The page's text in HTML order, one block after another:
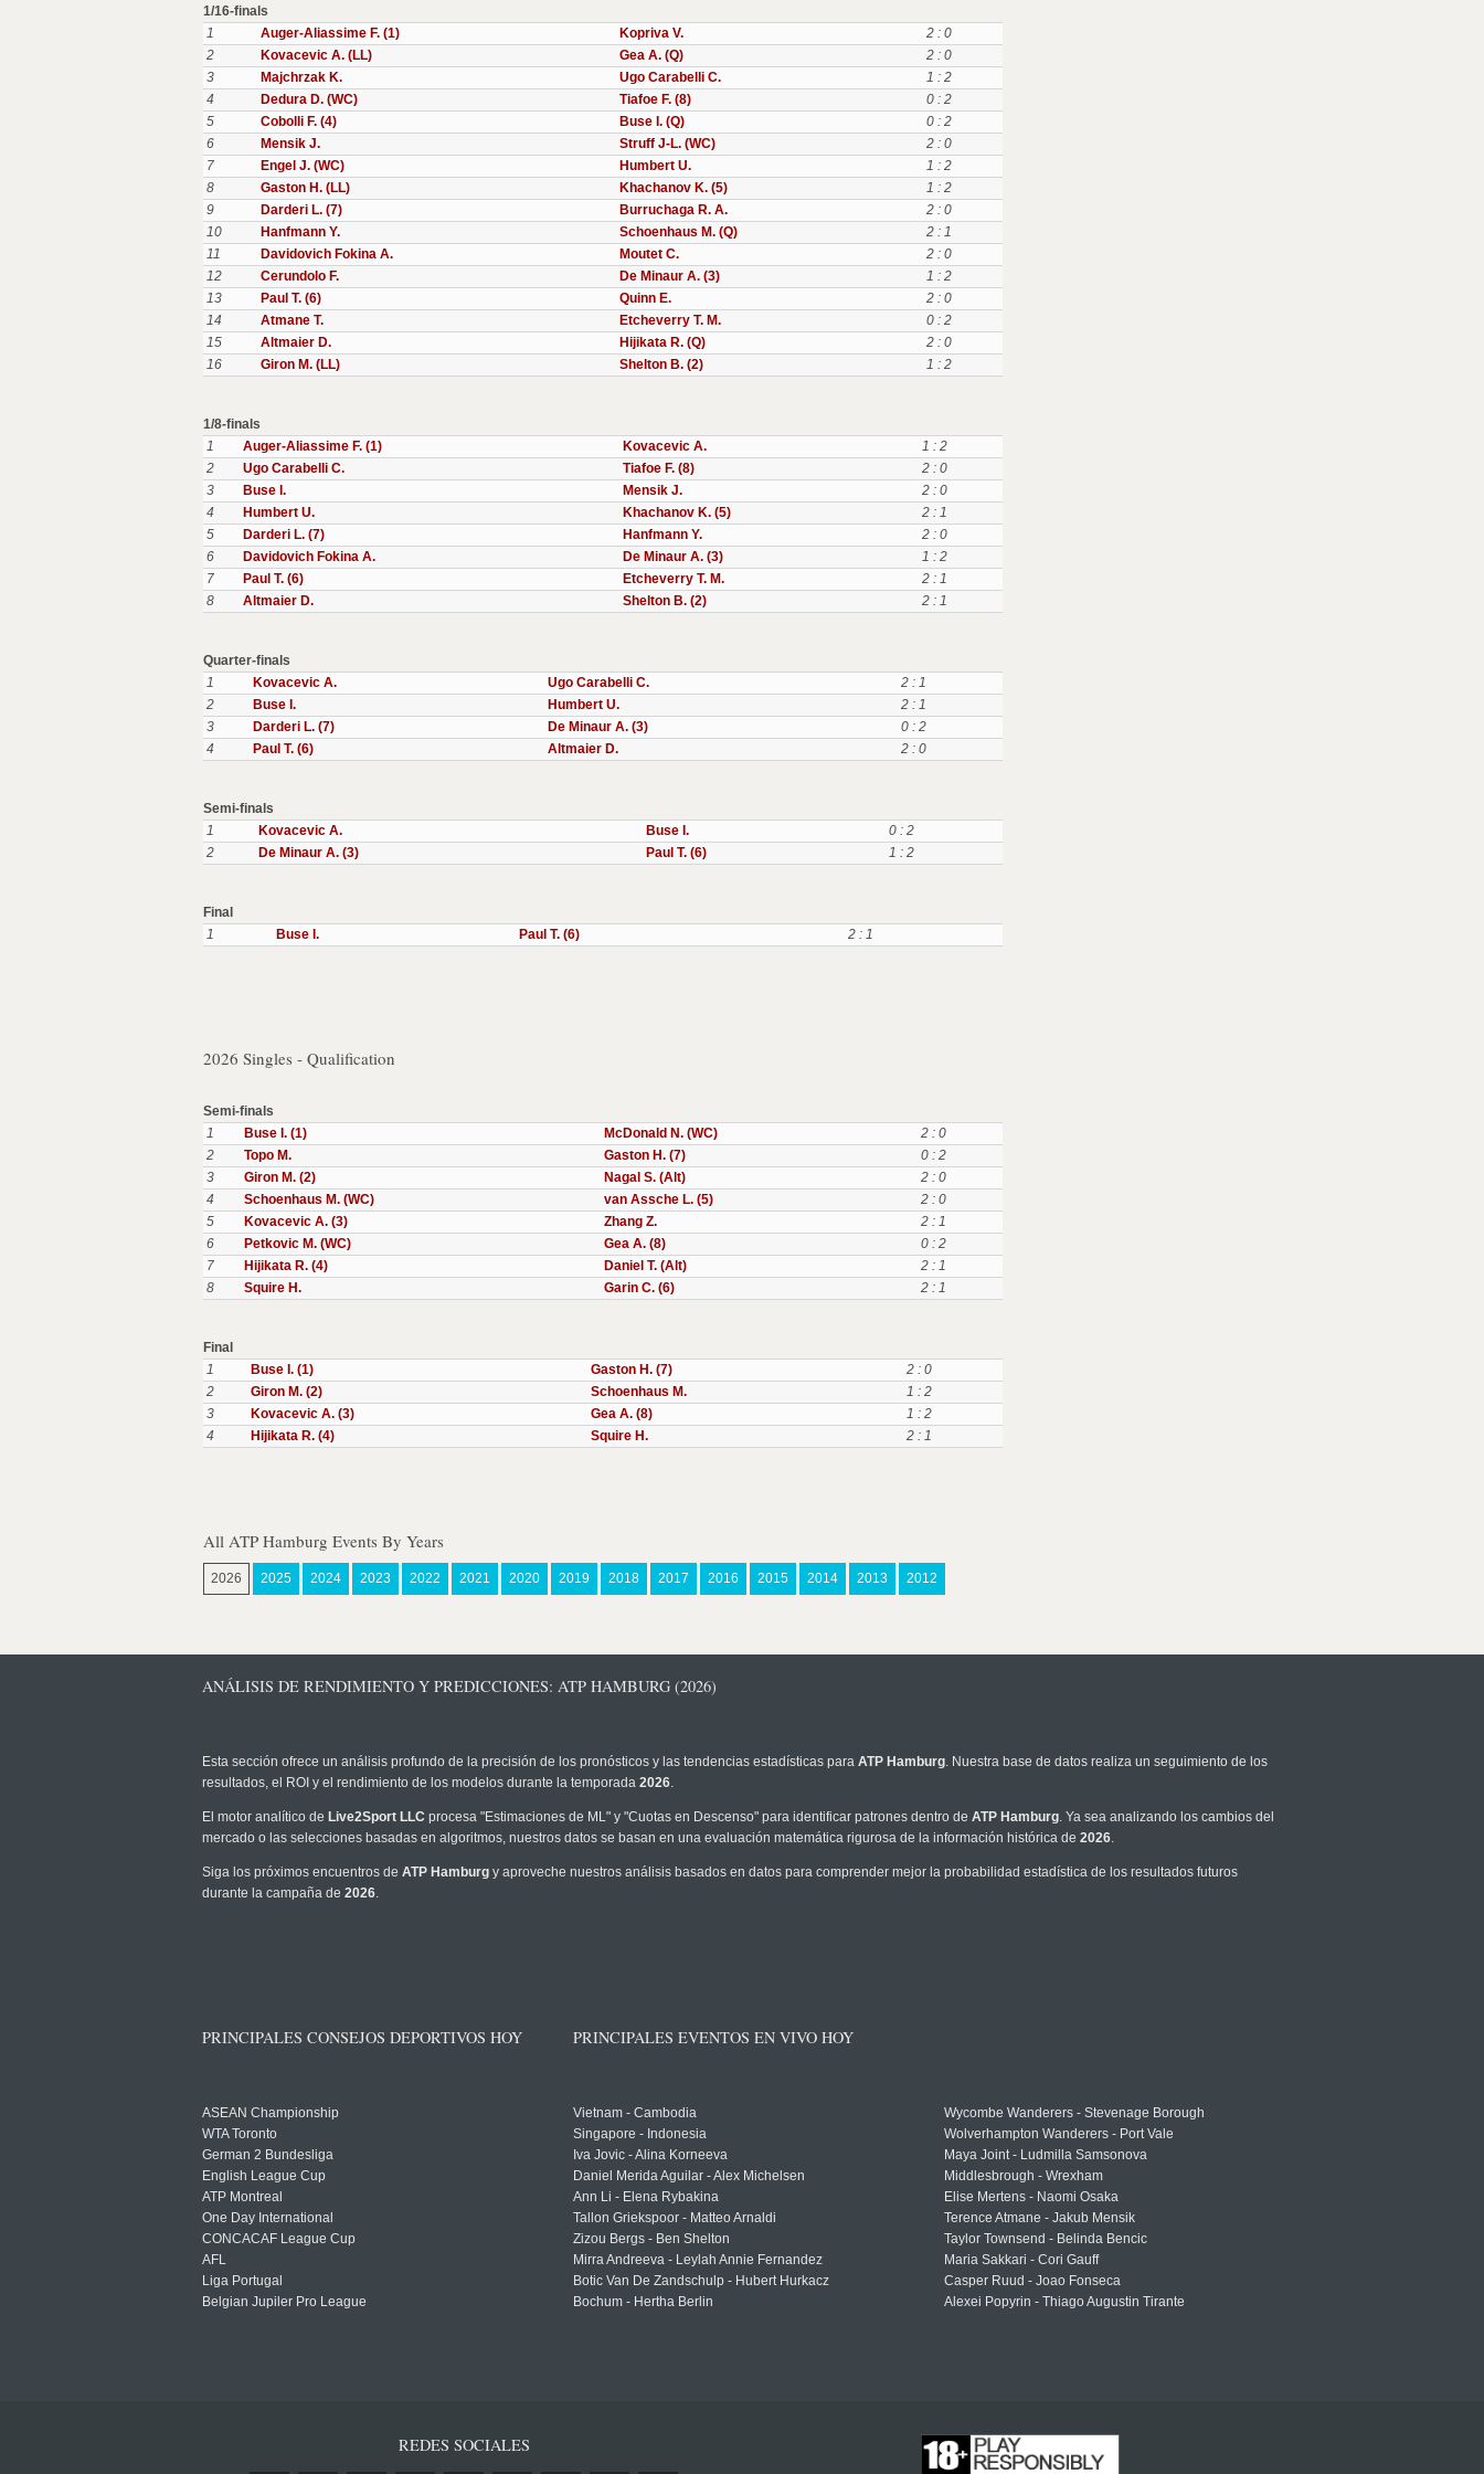
1/16-finals
1
Auger-Aliassime F. (1) Kopriva V.
2 : 0
2
Kovacevic A. (LL) Gea A. (Q)
2 : 0
3
Majchrzak K. Ugo Carabelli C.
1 : 2
4
Dedura D. (WC) Tiafoe F. (8)
0 : 2
5
Cobolli F. (4) Buse I. (Q)
0 : 2
6
Mensik J. Struff J-L. (WC)
2 : 0
7
Engel J. (WC) Humbert U.
1 : 2
8
Gaston H. (LL) Khachanov K. (5)
1 : 2
9
Darderi L. (7) Burruchaga R. A.
2 : 0
10
Hanfmann Y. Schoenhaus M. (Q)
2 : 1
11
Davidovich Fokina A. Moutet C.
2 : 0
12
Cerundolo F. De Minaur A. (3)
1 : 2
13
Paul T. (6) Quinn E.
2 : 0
14
Atmane T. Etcheverry T. M.
0 : 2
15
Altmaier D. Hijikata R. (Q)
2 : 0
16
Giron M. (LL) Shelton B. (2) 1 : 2
1/8-finals
1
Auger-Aliassime F. (1) Kovacevic A.
1 : 2
2
Ugo Carabelli C. Tiafoe F. (8)
2 : 0
3
Buse I. Mensik J.
2 : 0
4
Humbert U. Khachanov K. (5)
2 : 1
5
Darderi L. (7) Hanfmann Y.
2 : 0
6
Davidovich Fokina A. De Minaur A. (3)
1 : 2
7
Paul T. (6) Etcheverry T. M.
2 : 1
8
Altmaier D. Shelton B. (2) 2 : 1
Quarter-finals
1
Kovacevic A. Ugo Carabelli C.
2 : 1
2
Buse I. Humbert U.
2 : 1
3
Darderi L. (7) De Minaur A. (3)
0 : 2
4
Paul T. (6) Altmaier D. 2 : 0
Semi-finals
1
Kovacevic A. Buse I.
0 : 2
2
De Minaur A. (3) Paul T. (6) 1 : 2
Final
1
Buse I. Paul T. (6) 2 : 1
2026 Singles - Qualification
Semi-finals
1
Buse I. (1) McDonald N. (WC)
2 : 0
2
Topo M. Gaston H. (7)
0 : 2
3
Giron M. (2) Nagal S. (Alt)
2 : 0
4
Schoenhaus M. (WC) van Assche L. (5)
2 : 0
5
Kovacevic A. (3) Zhang Z.
2 : 1
6
Petkovic M. (WC) Gea A. (8)
0 : 2
7
Hijikata R. (4) Daniel T. (Alt)
2 : 1
8
Squire H. Garin C. (6) 2 : 1
Final
1
Buse I. (1) Gaston H. (7)
2 : 0
2
Giron M. (2) Schoenhaus M.
1 : 2
3
Kovacevic A. (3) Gea A. (8)
1 : 2
4
Hijikata R. (4) Squire H. 2 : 1
All ATP Hamburg Events By Years
2026 2025 2024 2023 2022 2021 2020 2019 2018 2017 2016 2015 2014 2013 2012
ANÁLISIS DE RENDIMIENTO Y PREDICCIONES: ATP HAMBURG (2026)
Esta sección ofrece un análisis profundo de la precisión de los pronósticos y las tendencias estadísticas para ATP Hamburg. Nuestra base de datos realiza un seguimiento de los
resultados, el ROI y el rendimiento de los modelos durante la temporada 2026.
El motor analítico de Live2Sport LLC procesa "Estimaciones de ML" y "Cuotas en Descenso" para identificar patrones dentro de ATP Hamburg. Ya sea analizando los cambios del
mercado o las selecciones basadas en algoritmos, nuestros datos se basan en una evaluación matemática rigurosa de la información histórica de 2026.
Siga los próximos encuentros de ATP Hamburg y aproveche nuestros análisis basados en datos para comprender mejor la probabilidad estadística de los resultados futuros
durante la campaña de 2026.
PRINCIPALES CONSEJOS DEPORTIVOS HOY
ASEAN Championship
WTA Toronto
German 2 Bundesliga
English League Cup
ATP Montreal
One Day International
CONCACAF League Cup
AFL
Liga Portugal
Belgian Jupiler Pro League
PRINCIPALES EVENTOS EN VIVO HOY
Vietnam - Cambodia
Singapore - Indonesia
Iva Jovic - Alina Korneeva
Daniel Merida Aguilar - Alex Michelsen
Ann Li - Elena Rybakina
Tallon Griekspoor - Matteo Arnaldi
Zizou Bergs - Ben Shelton
Mirra Andreeva - Leylah Annie Fernandez
Botic Van De Zandschulp - Hubert Hurkacz
Bochum - Hertha Berlin
Wycombe Wanderers - Stevenage Borough
Wolverhampton Wanderers - Port Vale
Maya Joint - Ludmilla Samsonova
Middlesbrough - Wrexham
Elise Mertens - Naomi Osaka
Terence Atmane - Jakub Mensik
Taylor Townsend - Belinda Bencic
Maria Sakkari - Cori Gauff
Casper Ruud - Joao Fonseca
Alexei Popyrin - Thiago Augustin Tirante
REDES SOCIALES